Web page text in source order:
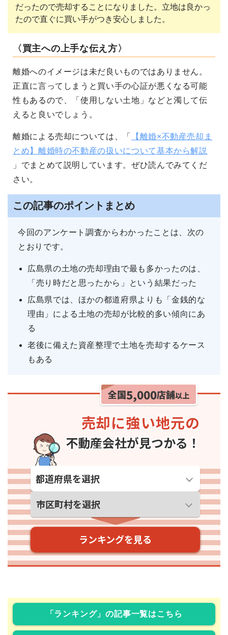
だったので売却することになりました。立地は良かっ
たので直ぐに買い手がつき安心しました。
〈買主への上手な伝え方〉
離婚へのイメージは未だ良いものではありません。
正直に言ってしまうと買い手の心証が悪くなる可能
性もあるので、「使用しない土地」などと濁して伝
えると良いでしょう。
離婚による売却については、「
【離婚×不動産売却ま
とめ】離婚時の不動産の扱いについて基本から解説
」でまとめて説明しています。ぜひ読んでみてくだ
さい。
この記事のポイントまとめ
今回のアンケート調査からわかったことは、次の
とおりです。
広島県の土地の売却理由で最も多かったのは、
「売り時だと思ったから」という結果だった
広島県では、ほかの都道府県よりも「金銭的な
理由」による土地の売却が比較的多い傾向にあ
る
老後に備えた資産整理で土地を売却するケース
もある
「ランキング」の記事一覧はこちら